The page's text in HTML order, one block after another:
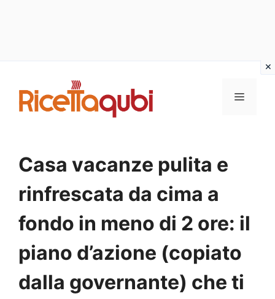
contenuto
MENU
Casa vacanze pulita e
rinfrescata da cima a
fondo in meno di 2 ore: il
piano d’azione (copiato
dalla governante) che ti